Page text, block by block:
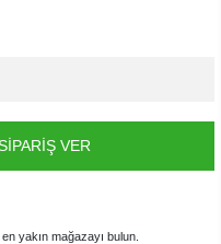
VER
yakın mağazayı bulun.